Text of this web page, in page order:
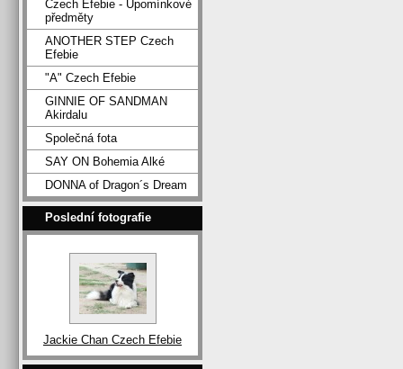
Czech Efebie - Upomínkové
předměty
ANOTHER STEP Czech
Efebie
"A" Czech Efebie
GINNIE OF SANDMAN
Akirdalu
Společná fota
SAY ON Bohemia Alké
DONNA of Dragon´s Dream
Poslední fotografie
Jackie Chan Czech Efebie